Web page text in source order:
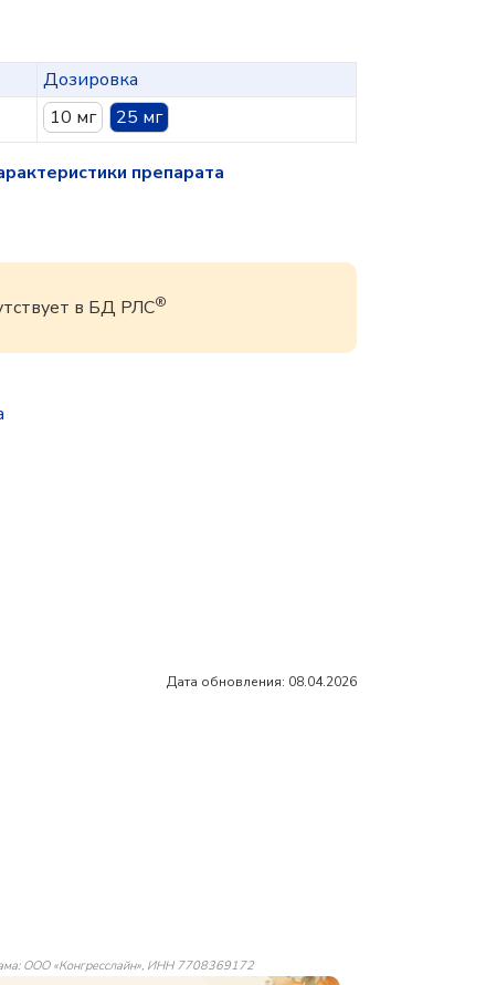
Дозировка
10 мг 25 мг
препарата
в БД РЛС®
Дата обновления: 08.04.2026
ООО «Конгресслайн», ИНН 7708369172